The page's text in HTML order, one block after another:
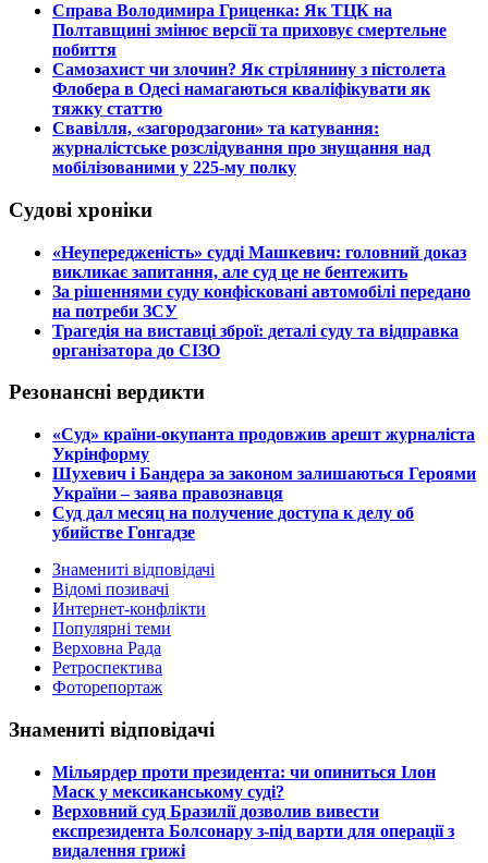
​Справа Володимира Гриценка: Як ТЦК на
Полтавщині змінює версії та приховує смертельне
побиття
​Самозахист чи злочин? Як стрілянину з пістолета
Флобера в Одесі намагаються кваліфікувати як
тяжку статтю
​Свавілля, «загородзагони» та катування:
журналістське розслідування про знущання над
мобілізованими у 225-му полку
Судові хроніки
​«Неупередженість» судді Машкевич: головний доказ
викликає запитання, але суд це не бентежить
​За рішеннями суду конфісковані автомобілі передано
на потреби ЗСУ
​Трагедія на виставці зброї: деталі суду та відправка
організатора до СІЗО
Резонансні вердикти
​«Суд» країни-окупанта продовжив арешт журналіста
Укрінформу
Шухевич і Бандера за законом залишаються Героями
України – заява правознавця
Суд дал месяц на получение доступа к делу об
убийстве Гонгадзе
Знамениті відповідачі
Відомі позивачі
Интернет-конфлікти
Популярні теми
Верховна Рада
Ретроспектива
Фоторепортаж
Знамениті відповідачі
​Мільярдер проти президента: чи опиниться Ілон
Маск у мексиканському суді?
​Верховний суд Бразилії дозволив вивести
експрезидента Болсонару з-під варти для операції з
видалення грижі